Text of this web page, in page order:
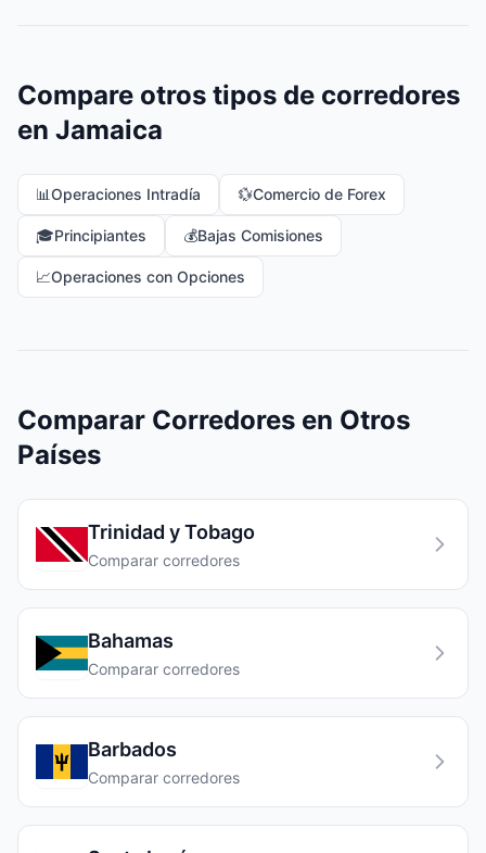
Compare otros tipos de corredores
en Jamaica
📊Operaciones Intradía 💱Comercio de Forex
🎓Principiantes 💰Bajas Comisiones
📈Operaciones con Opciones
Comparar Corredores en Otros
Países
Trinidad y Tobago
Comparar corredores
Bahamas
Comparar corredores
Barbados
Comparar corredores